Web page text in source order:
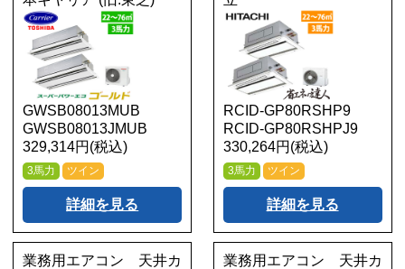
GWSB08013MUB
GWSB08013JMUB
329,314円(税込)
3馬力 ツイン
詳細を見る
RCID-GP80RSHP9
RCID-GP80RSHPJ9
330,264円(税込)
3馬力 ツイン
詳細を見る
業務用エアコン 天井カ
業務用エアコン 天井カ